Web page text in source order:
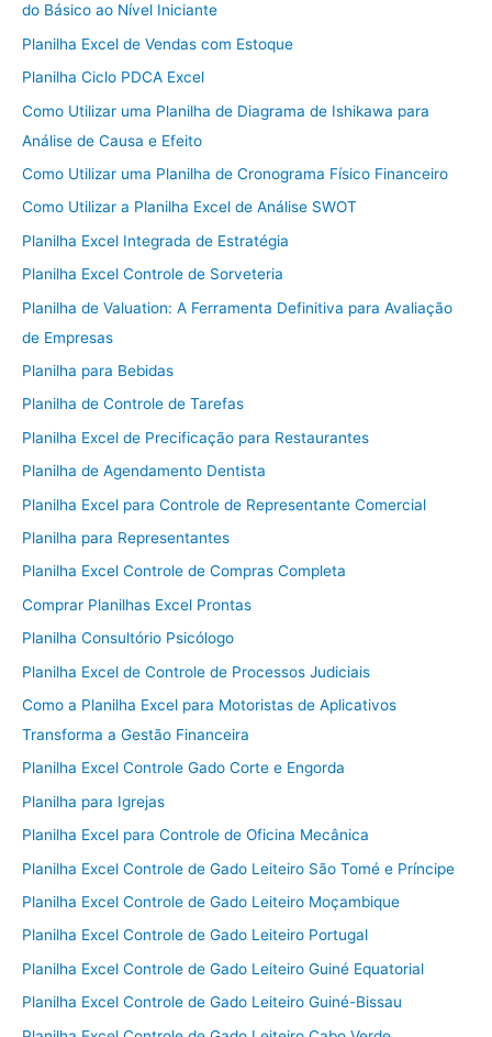
do Básico ao Nível Iniciante
Planilha Excel de Vendas com Estoque
Planilha Ciclo PDCA Excel
Como Utilizar uma Planilha de Diagrama de Ishikawa para
Análise de Causa e Efeito
Como Utilizar uma Planilha de Cronograma Físico Financeiro
Como Utilizar a Planilha Excel de Análise SWOT
Planilha Excel Integrada de Estratégia
Planilha Excel Controle de Sorveteria
Planilha de Valuation: A Ferramenta Definitiva para Avaliação
de Empresas
Planilha para Bebidas
Planilha de Controle de Tarefas
Planilha Excel de Precificação para Restaurantes
Planilha de Agendamento Dentista
Planilha Excel para Controle de Representante Comercial
Planilha para Representantes
Planilha Excel Controle de Compras Completa
Comprar Planilhas Excel Prontas
Planilha Consultório Psicólogo
Planilha Excel de Controle de Processos Judiciais
Como a Planilha Excel para Motoristas de Aplicativos
Transforma a Gestão Financeira
Planilha Excel Controle Gado Corte e Engorda
Planilha para Igrejas
Planilha Excel para Controle de Oficina Mecânica
Planilha Excel Controle de Gado Leiteiro São Tomé e Príncipe
Planilha Excel Controle de Gado Leiteiro Moçambique
Planilha Excel Controle de Gado Leiteiro Portugal
Planilha Excel Controle de Gado Leiteiro Guiné Equatorial
Planilha Excel Controle de Gado Leiteiro Guiné-Bissau